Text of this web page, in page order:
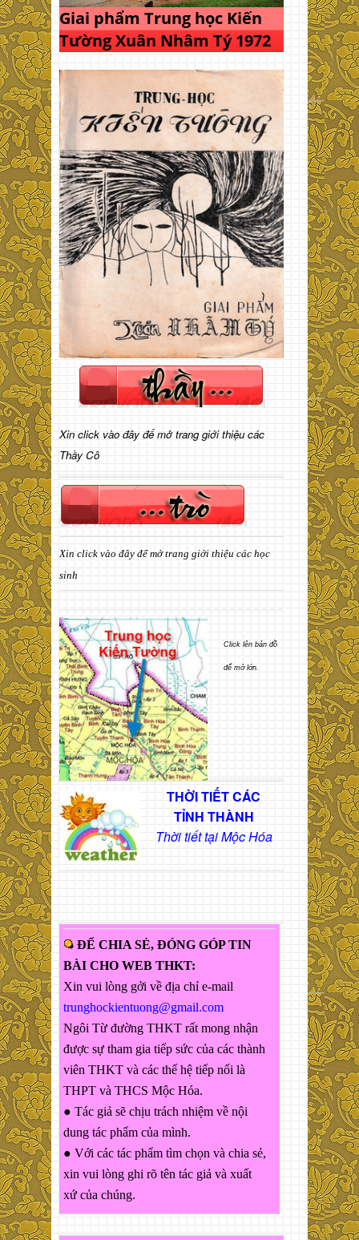
Giai phẩm Trung học Kiến
Tường Xuân Nhâm Tý 1972
Xin click vào đây để mở trang giới thiệu các
Thầy Cô
Xin click vào đây để mở trang giới thiệu các học
sinh
Click lên bản đồ
để mở lớn.
THỜI TIẾT CÁC
TỈNH THÀNH
Thời tiết tại Mộc Hóa
ĐỂ CHIA SẺ, ĐÓNG GÓP TIN
BÀI CHO WEB THKT:
Xin vui lòng gởi về địa chỉ e-mail
trunghockientuong@gmail.com
Ngôi Từ đường THKT rất mong nhận
được sự tham gia tiếp sức của các thành
viên THKT và các thế hệ tiếp nối là
THPT và THCS Mộc Hóa.
● Tác giả sẽ chịu trách nhiệm về nội
dung tác phẩm của mình.
● Với các tác phẩm tìm chọn và chia sẻ,
xin vui lòng ghi rõ tên tác giả và xuất
xứ của chúng.